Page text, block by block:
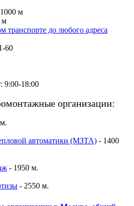
м
м
транспорте до любого адреса
60
18:00
организации:
автоматики (МЗТА) - 1400
- 1950 м.
- 2550 м.